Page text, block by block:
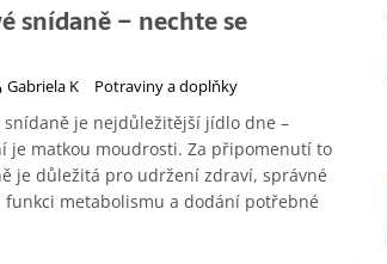
snídaně – nechte se
Gabriela K Potraviny a doplňky
snídaně je nejdůležitější jídlo dne –
je matkou moudrosti. Za připomenutí to
je důležitá pro udržení zdraví, správné
metabolismu a dodání potřebné